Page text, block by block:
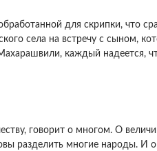
для скрипки, что
села на встречу с сыном,
каждый надеется,
говорит о многом. О
разделить многие народы. И